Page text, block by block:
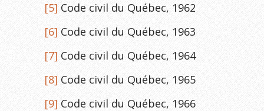
[5] Code civil du Québec, 1962
[6] Code civil du Québec, 1963
[7] Code civil du Québec, 1964
[8] Code civil du Québec, 1965
[9] Code civil du Québec, 1966